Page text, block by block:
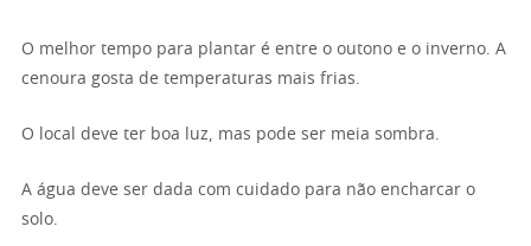
O melhor tempo para plantar é entre o outono e o inverno. A
cenoura gosta de temperaturas mais frias.
O local deve ter boa luz, mas pode ser meia sombra.
A água deve ser dada com cuidado para não encharcar o
solo.